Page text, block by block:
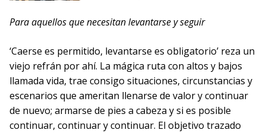
Para aquellos que necesitan levantarse y seguir
‘Caerse es permitido, levantarse es obligatorio’ reza un
viejo refrán por ahí. La mágica ruta con altos y bajos
llamada vida, trae consigo situaciones, circunstancias y
escenarios que ameritan llenarse de valor y continuar
de nuevo; armarse de pies a cabeza y si es posible
continuar, continuar y continuar. El objetivo trazado